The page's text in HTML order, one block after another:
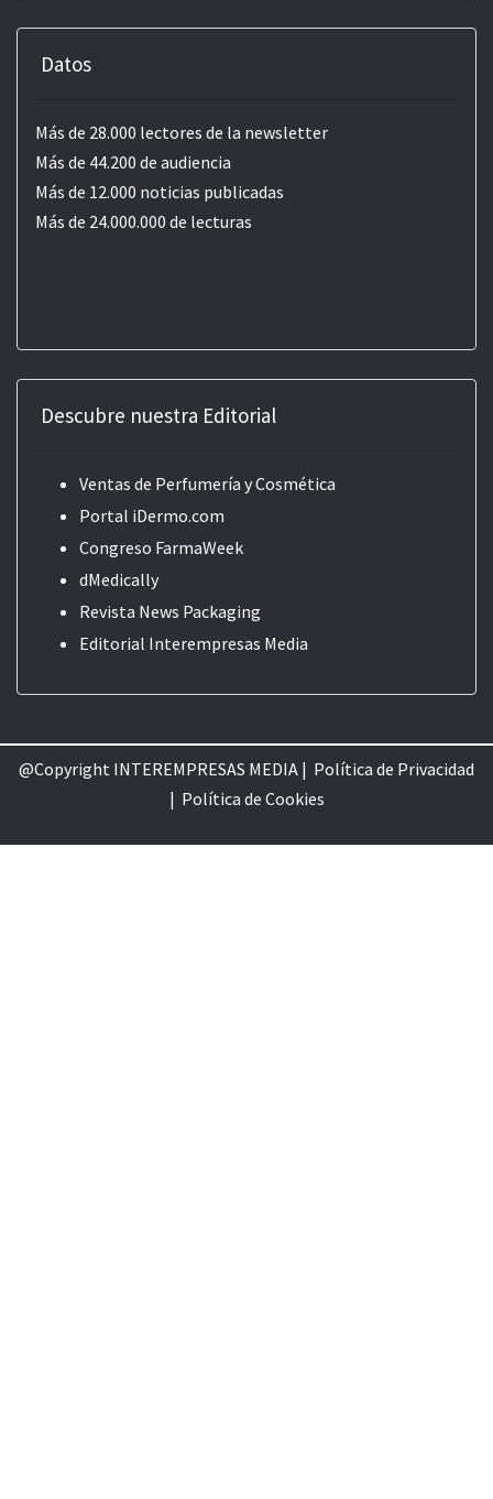
Datos
Más de 28.000 lectores de la newsletter
Más de 44.200 de audiencia
Más de 12.000 noticias publicadas
Más de 24.000.000 de lecturas
Descubre nuestra Editorial
Ventas de Perfumería y Cosmética
Portal iDermo.com
Congreso FarmaWeek
dMedically
Revista News Packaging
Editorial Interempresas Media
@Copyright INTEREMPRESAS MEDIA | Política de Privacidad
| Política de Cookies